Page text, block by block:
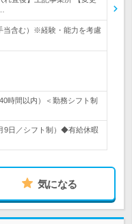
当含む）※経験・能力を考慮
時間以内）＜勤務シフト制
9日／シフト制）◆有給休暇
気になる